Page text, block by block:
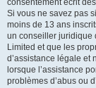
consentement écrit
Si vous ne savez pas
moins de 13 ans
un conseiller juridique
Limited et que les
d’assistance légale et
lorsque l’assistance
problèmes d’abus ou